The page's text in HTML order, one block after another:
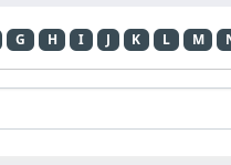
G H I J K L M